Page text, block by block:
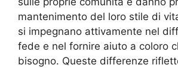
mantenimento del loro stile di
si impegnano attivamente nel
fede e nel fornire aiuto a coloro
bisogno. Queste differenze